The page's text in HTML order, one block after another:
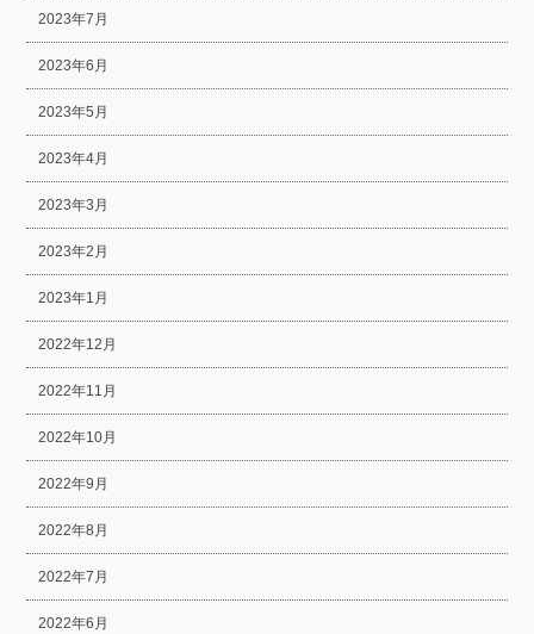
2023年7月
2023年6月
2023年5月
2023年4月
2023年3月
2023年2月
2023年1月
2022年12月
2022年11月
2022年10月
2022年9月
2022年8月
2022年7月
2022年6月